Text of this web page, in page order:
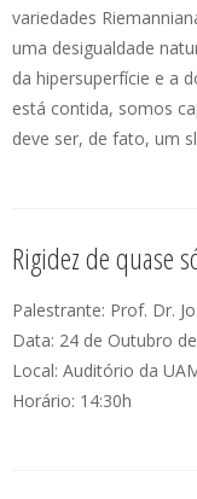
variedades
uma desigualdade
da hipersuperfície e a
está contida, somos
deve ser, de fato, um
Rigidez de quase
Palestrante: Prof. Dr.
Data: 24 de Outubro
Local: Auditório da
Horário: 14:30h